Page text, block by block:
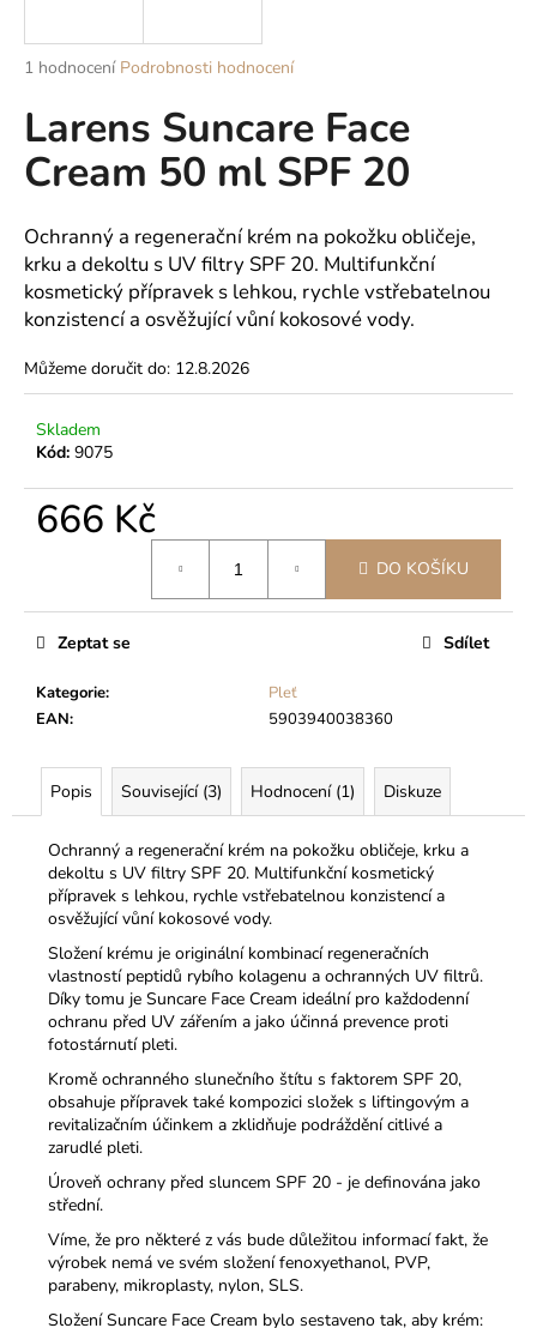
Průměrné
produktu
je
5,0
z
hvězdiček.
1 hodnocení Podrobnosti hodnocení
Larens Suncare Face
Cream 50 ml SPF 20
Ochranný a regenerační krém na pokožku obličeje,
krku a dekoltu s UV filtry SPF 20. Multifunkční
kosmetický přípravek s lehkou, rychle vstřebatelnou
konzistencí a osvěžující vůní kokosové vody.
Můžeme doručit do: 12.8.2026
Skladem
Kód: 9075
666 Kč
DO KOŠÍKU
Kategorie:
Pleť
EAN: 5903940038360
Zeptat se Sdílet
Popis Související (3) Hodnocení (1) Diskuze
Ochranný a regenerační krém na pokožku obličeje, krku a
dekoltu s UV filtry SPF 20. Multifunkční kosmetický
přípravek s lehkou, rychle vstřebatelnou konzistencí a
osvěžující vůní kokosové vody.
Složení krému je originální kombinací regeneračních
vlastností peptidů rybího kolagenu a ochranných UV filtrů.
Díky tomu je Suncare Face Cream ideální pro každodenní
ochranu před UV zářením a jako účinná prevence proti
fotostárnutí pleti.
Kromě ochranného slunečního štítu s faktorem SPF 20,
obsahuje přípravek také kompozici složek s liftingovým a
revitalizačním účinkem a zklidňuje podráždění citlivé a
zarudlé pleti.
Úroveň ochrany před sluncem SPF 20 - je definována jako
střední.
Víme, že pro některé z vás bude důležitou informací fakt, že
výrobek nemá ve svém složení fenoxyethanol, PVP,
parabeny, mikroplasty, nylon, SLS.
Složení Suncare Face Cream bylo sestaveno tak, aby krém:
j
t
?
HLEDAT
D
p
o
r
e
m